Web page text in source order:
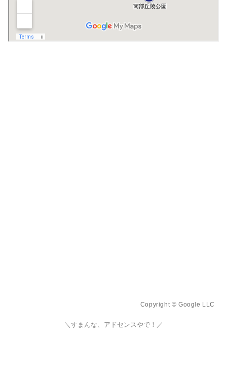
Copyright © Google LLC
＼すまんな、アドセンスやで！／